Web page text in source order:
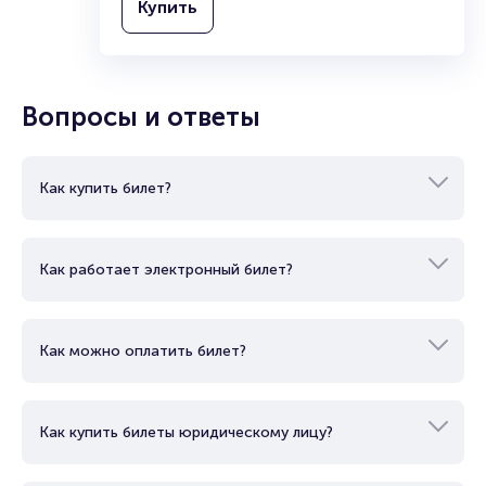
бывший игрок «СК им. Урицкого» и
«СК им. Воровского», Александр
Первое собрание новой команды
состоялось в ноябре 1965 года. На
«Спутник» - тема космоса в те годы
и Горького, а также несколько
газобензиновый завод им.
чемпионат ТАССР и 16 декабря в
Купить
Вопросы и ответы
Как купить билет?
Как работает электронный билет?
Как можно оплатить билет?
Как купить билеты юридическому лицу?